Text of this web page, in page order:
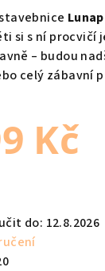
si s ní
– budou
celý zábavní
Kč
do: 12.8.2026